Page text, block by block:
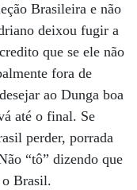
Brasileira e não
deixou fugir a
que se ele não
fora de
ao Dunga boa
até o final. Se
perder, porrada
“tô” dizendo que
Brasil.